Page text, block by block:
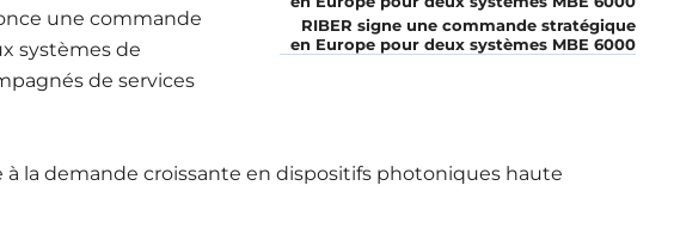
RIBER signe une commande stratégique
en Europe pour deux systèmes MBE 6000
une commande
systèmes de
de services
la demande croissante en dispositifs photoniques haute